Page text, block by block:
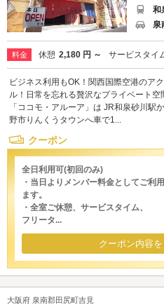
和
泉
料金 休憩 2,180 円 ～ サービスタイ
ビジネス利用もOK！関西国際空港のア
ル！日常を忘れる贅沢なプライベート
「ココモ・アルーア」は JR和泉砂川
野市りんくうタウンへ車で1...
クーポン
全日利用可(初回のみ)
・当日よりメンバー料金としてご利
ます。
・全室ご休憩、サービスタイム、
フリータ...
クーポン内容
大阪府 泉南郡田尻町吉見